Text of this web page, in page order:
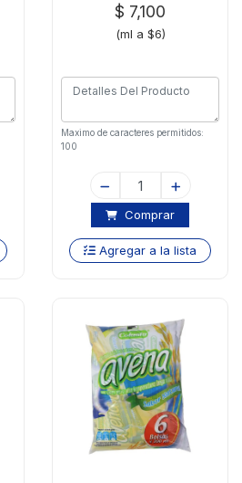
$ 7,100
(ml a $6)
Maximo de caracteres permitidos:
100
Comprar
Agregar a la lista